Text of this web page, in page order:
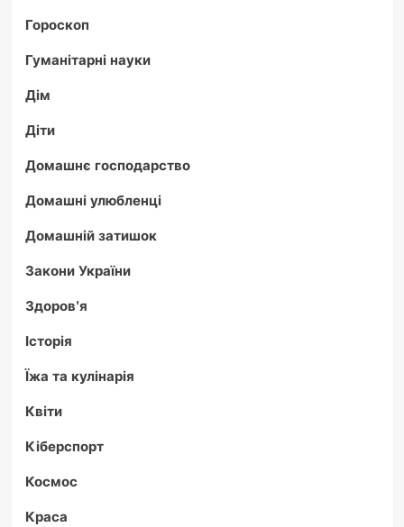
Гороскоп
Гуманітарні науки
Дім
Діти
Домашнє господарство
Домашні улюбленці
Домашній затишок
Закони України
Здоров'я
Історія
Їжа та кулінарія
Квіти
Кіберспорт
Космос
Краса